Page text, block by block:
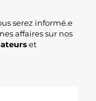
serez informé.e
affaires sur nos
et